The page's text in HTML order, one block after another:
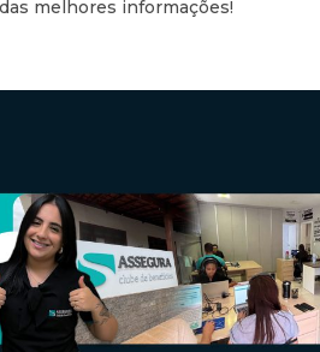
melhores informações!